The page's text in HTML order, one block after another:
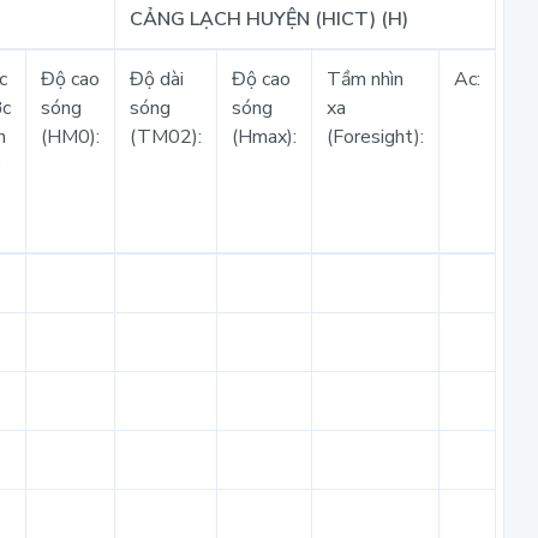
CẢNG LẠCH HUYỆN (HICT) (H)
Độ cao
sóng
(HM0):
Độ dài
sóng
(TM02):
Độ cao
sóng
(Hmax):
Tầm nhìn
xa
(Foresight):
Ac: